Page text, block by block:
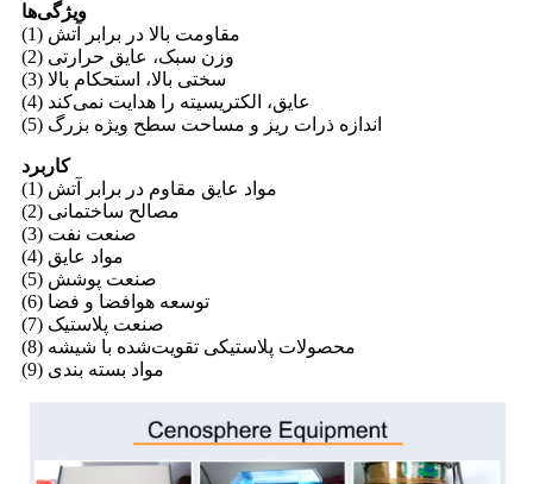
ویژگی‌ها
(1) مقاومت بالا در برابر آتش
(2) وزن سبک، عایق حرارتی
(3) سختی بالا، استحکام بالا
(4) عایق، الکتریسیته را هدایت نمی‌کند
(5) اندازه ذرات ریز و مساحت سطح ویژه بزرگ
کاربرد
(1) مواد عایق مقاوم در برابر آتش
(2) مصالح ساختمانی
(3) صنعت نفت
(4) مواد عایق
(5) صنعت پوشش
(6) توسعه هوافضا و فضا
(7) صنعت پلاستیک
(8) محصولات پلاستیکی تقویت‌شده با شیشه
(9) مواد بسته بندی